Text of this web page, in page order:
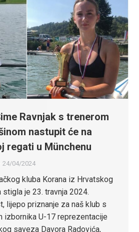
Ravnjak s trenerom
nastupit će na
regati u Münchenu
24/04/2024
kluba Korana iz Hrvatskog
je 23. travnja 2024.
lijepo priznanje za naš klub s
izbornika U-17 reprezentacije
saveza Davora Radovića,